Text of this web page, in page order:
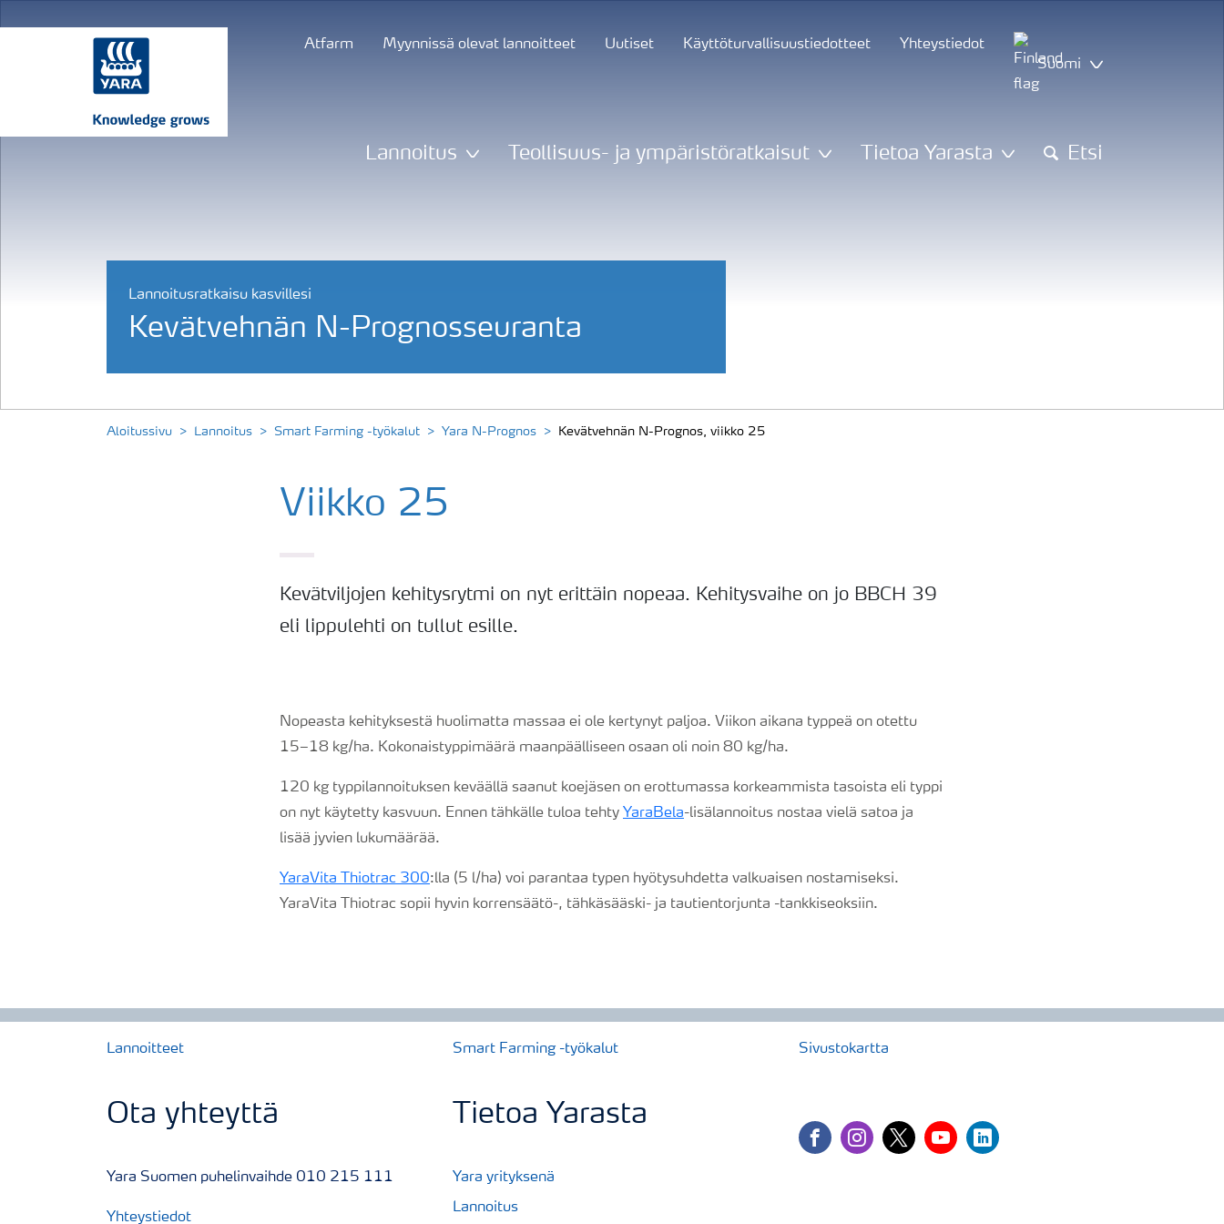
Atfarm Myynnissä olevat lannoitteet Uutiset Käyttöturvallisuustiedotteet
Yhteystiedot
Suomi
Lannoitus Teollisuus- ja ympäristöratkaisut Tietoa Yarasta Etsi
Lannoitusratkaisu kasvillesi
Kevätvehnän N-Prognosseuranta
Aloitussivu Lannoitus Smart Farming -työkalut Yara N-Prognos Kevätvehnän N-Prognos, viikko 25
Viikko 25
Kevätviljojen kehitysrytmi on nyt erittäin nopeaa. Kehitysvaihe on jo BBCH 39
eli lippulehti on tullut esille.
Nopeasta kehityksestä huolimatta massaa ei ole kertynyt paljoa. Viikon aikana typpeä on otettu
15–18 kg/ha. Kokonaistyppimäärä maanpäälliseen osaan oli noin 80 kg/ha.
120 kg typpilannoituksen keväällä saanut koejäsen on erottumassa korkeammista tasoista eli typpi
on nyt käytetty kasvuun. Ennen tähkälle tuloa tehty YaraBela-lisälannoitus nostaa vielä satoa ja
lisää jyvien lukumäärää.
YaraVita Thiotrac 300:lla (5 l/ha) voi parantaa typen hyötysuhdetta valkuaisen nostamiseksi.
YaraVita Thiotrac sopii hyvin korrensäätö-, tähkäsääski- ja tautientorjunta -tankkiseoksiin.
Lannoitteet Smart Farming -työkalut Sivustokartta
Ota yhteyttä
Yara Suomen puhelinvaihde 010 215 111
Yhteystiedot
Tietoa Yarasta
Yara yrityksenä
Lannoitus
facebookinstagram
twitteryoutubelinkedin